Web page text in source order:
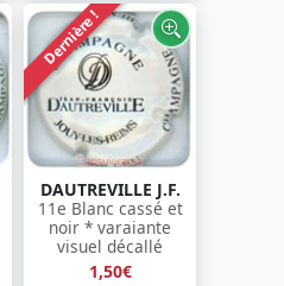
Dernière !
DAUTREVILLE J.F.
11e Blanc cassé et
noir * varaiante
visuel décallé
1,50€